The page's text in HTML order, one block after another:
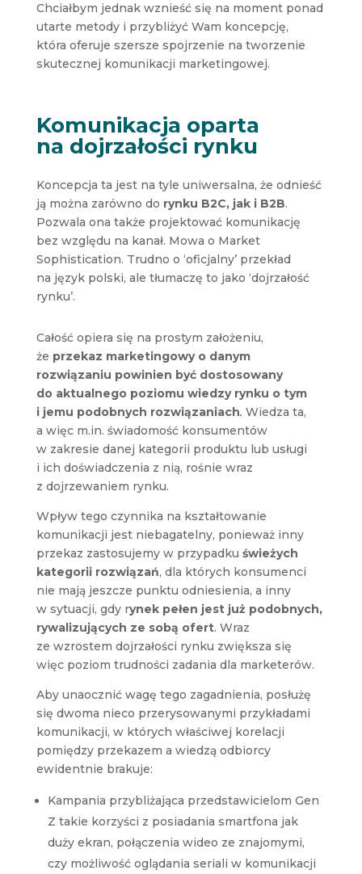
Chciałbym jednak wznieść się na moment ponad
utarte metody i przybliżyć Wam koncepcję,
która oferuje szersze spojrzenie na tworzenie
skutecznej komunikacji marketingowej.
Komunikacja oparta
na dojrzałości rynku
Koncepcja ta jest na tyle uniwersalna, że odnieść
ją można zarówno do rynku B2C, jak i B2B.
Pozwala ona także projektować komunikację
bez względu na kanał. Mowa o Market
Sophistication. Trudno o ‘oficjalny’ przekład
na język polski, ale tłumaczę to jako ‘dojrzałość
rynku’.
Całość opiera się na prostym założeniu,
że przekaz marketingowy o danym
rozwiązaniu powinien być dostosowany
do aktualnego poziomu wiedzy rynku o tym
i jemu podobnych rozwiązaniach. Wiedza ta,
a więc m.in. świadomość konsumentów
w zakresie danej kategorii produktu lub usługi
i ich doświadczenia z nią, rośnie wraz
z dojrzewaniem rynku.
Wpływ tego czynnika na kształtowanie
komunikacji jest niebagatelny, ponieważ inny
przekaz zastosujemy w przypadku świeżych
kategorii rozwiązań, dla których konsumenci
nie mają jeszcze punktu odniesienia, a inny
w sytuacji, gdy rynek pełen jest już podobnych,
rywalizujących ze sobą ofert. Wraz
ze wzrostem dojrzałości rynku zwiększa się
więc poziom trudności zadania dla marketerów.
Aby unaocznić wagę tego zagadnienia, posłużę
się dwoma nieco przerysowanymi przykładami
komunikacji, w których właściwej korelacji
pomiędzy przekazem a wiedzą odbiorcy
ewidentnie brakuje:
Kampania przybliżająca przedstawicielom Gen
Z takie korzyści z posiadania smartfona jak
duży ekran, połączenia wideo ze znajomymi,
czy możliwość oglądania seriali w komunikacji